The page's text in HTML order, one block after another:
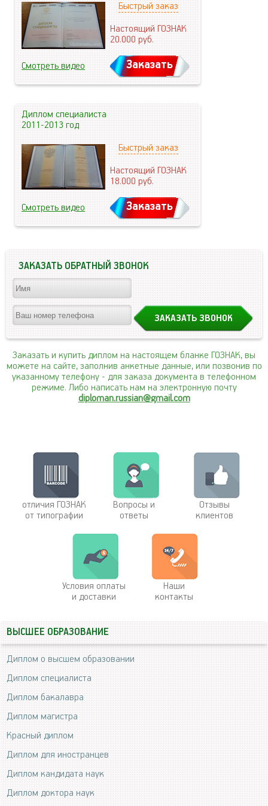
Быстрый заказ
Настоящий ГОЗНАК
20.000руб.
Смотреть видео Заказать
Диплом специалиста
2011-2013 год
Быстрый заказ
Настоящий ГОЗНАК
18.000руб.
Смотреть видео Заказать
ЗАКАЗАТЬ ОБРАТНЫЙ ЗВОНОК
Заказать и купить диплом на настоящем бланке ГОЗНАК, вы
можете на сайте, заполнив анкетные данные, или позвонив по
указанному телефону - для заказа документа в телефонном
режиме. Либо написать нам на электронную почту
diploman.russian@gmail.com
отличия ГОЗНАК
от типографии
Вопросы и
ответы
Отзывы
клиентов
Условия оплаты
и доставки
Наши
контакты
ВЫСШЕЕ ОБРАЗОВАНИЕ
Диплом о высшем образовании
Диплом специалиста
Диплом бакалавра
Диплом магистра
Красный диплом
Диплом для иностранцев
Диплом кандидата наук
Диплом доктора наук